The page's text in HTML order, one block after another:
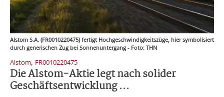
Alstom S.A. (FR0010220475) fertigt Hochgeschwindigkeitszüge, hier symbolisiert
durch generischen Zug bei Sonnenuntergang - Foto: THN
Alstom, FR0010220475
Die Alstom-Aktie legt nach solider
Geschäftsentwicklung ...